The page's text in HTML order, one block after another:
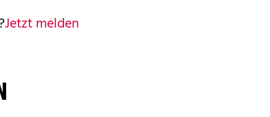
Jetzt melden